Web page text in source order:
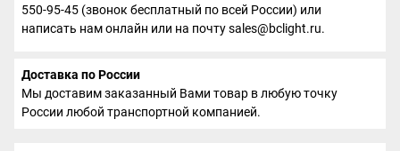
550-95-45 (звонок бесплатный по всей России) или
написать нам онлайн или на почту sales@bclight.ru.
Доставка по России
Мы доставим заказанный Вами товар в любую точку
России любой транспортной компанией.